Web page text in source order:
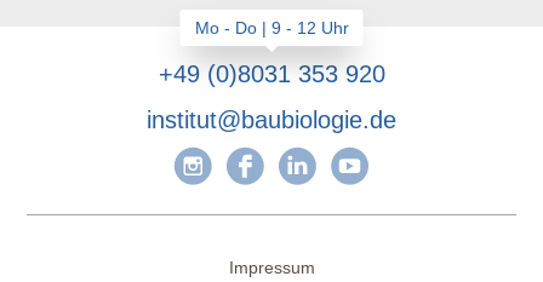
+49 (0)8031 353 920
institut@baubiologie.de
Impressum